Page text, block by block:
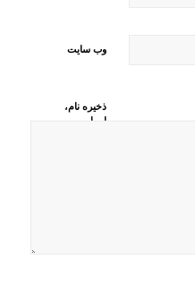
وب‌ سایت
ذخیره نام،
ایمیل و